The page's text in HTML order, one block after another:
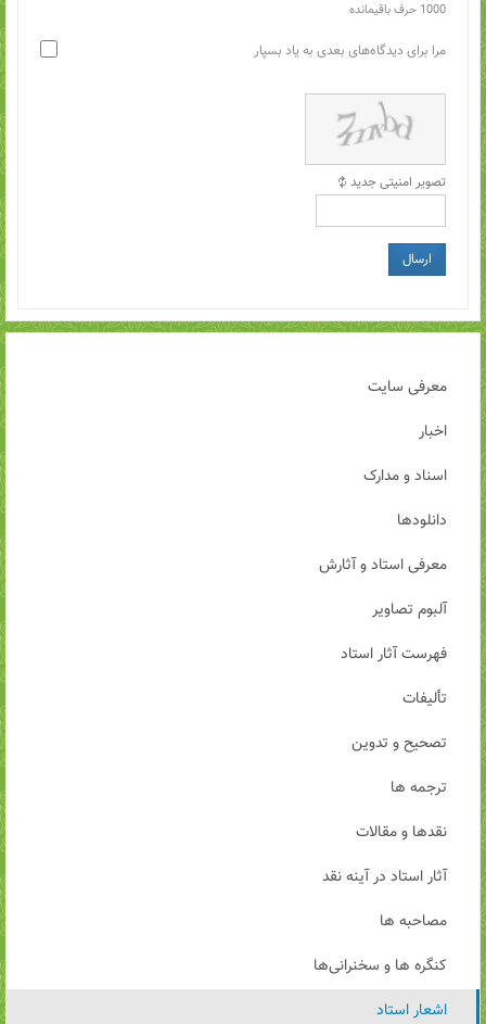
1000 حرف باقیمانده
مرا برای دیدگاه‌های بعدی به یاد بسپار
تصویر امنیتی جدید
ارسال
معرفی سایت
اخبار
اسناد و مدارک
دانلودها
معرفی استاد و آثارش
آلبوم تصاویر
فهرست آثار استاد
تألیفات
تصحیح و تدوین
ترجمه ها
نقدها و مقالات
آثار استاد در آینه نقد
مصاحبه ها
کنگره ها و سخنرانی‌ها
اشعار استاد